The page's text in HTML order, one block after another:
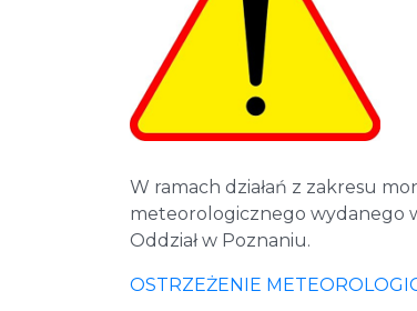
W ramach działań z zakresu
meteorologicznego wydanego
Oddział w Poznaniu.
OSTRZEŻENIE